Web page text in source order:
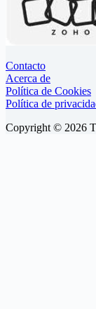
Contacto
Acerca de
Política de Cookies
Política de
Copyright © 2026